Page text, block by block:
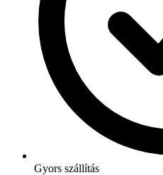
Gyors szállítás